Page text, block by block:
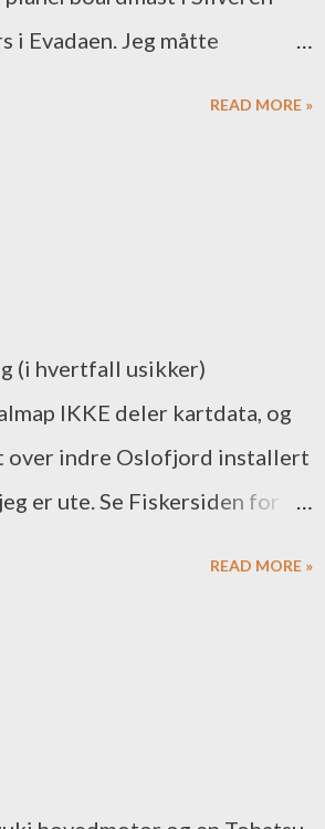
i Evadaen. Jeg måtte
READ MORE »
(i hvertfall usikker)
IKKE deler kartdata, og
over indre Oslofjord installert
er ute. Se Fiskersiden for
og Globalmapperen i
jeg
READ MORE »